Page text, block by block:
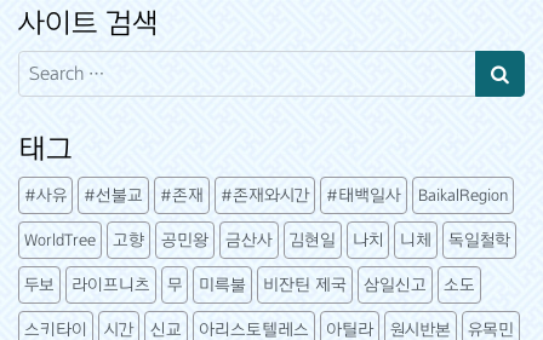
사이트 검색
Search
태그
#사유 #선불교 #존재 #존재와시간 #태백일사 BaikalRegion
WorldTree 고향 공민왕 금산사 김현일 나치 니체 독일철학
두보 라이프니츠 무 미륵불 비잔틴 제국 삼일신고 소도
스키타이 시간 신교 아리스토텔레스 아틸라 원시반본 유목민